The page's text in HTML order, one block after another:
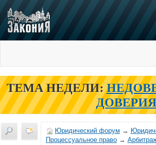
ТЕМА НЕДЕЛИ:
ДОВЕРИЯ
Юридический форум →
Процессуальное право →